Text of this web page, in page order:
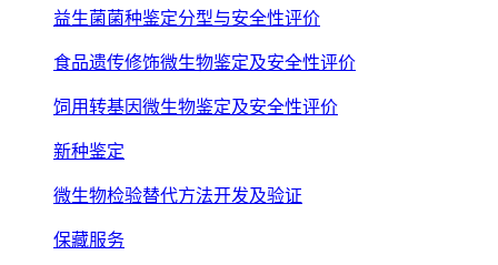
益生菌菌种鉴定分型与安全性评价
食品遗传修饰微生物鉴定及安全性评价
饲用转基因微生物鉴定及安全性评价
新种鉴定
微生物检验替代方法开发及验证
保藏服务